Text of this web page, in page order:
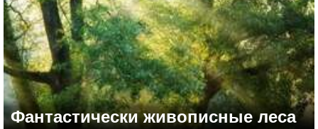
Фантастически живописные леса